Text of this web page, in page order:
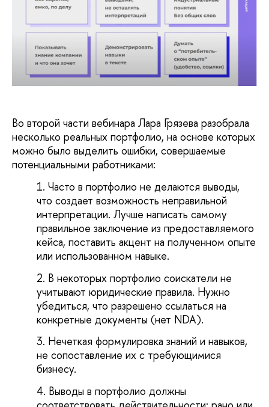
Во второй части вебинара Лара Грязева разобрала
несколько реальных портфолио, на основе которых
можно было выделить ошибки, совершаемые
потенциальными работниками:
Часто в портфолио не делаются выводы,
что создает возможность неправильной
интерпретации. Лучше написать самому
правильное заключение из предоставляемого
кейса, поставить акцент на полученном опыте
или использованном навыке.
В некоторых портфолио соискатели не
учитывают юридические правила. Нужно
убедиться, что разрешено ссылаться на
конкретные документы (нет NDA).
Нечеткая формулировка знаний и навыков,
не сопоставление их с требующимися
бизнесу.
Выводы в портфолио должны